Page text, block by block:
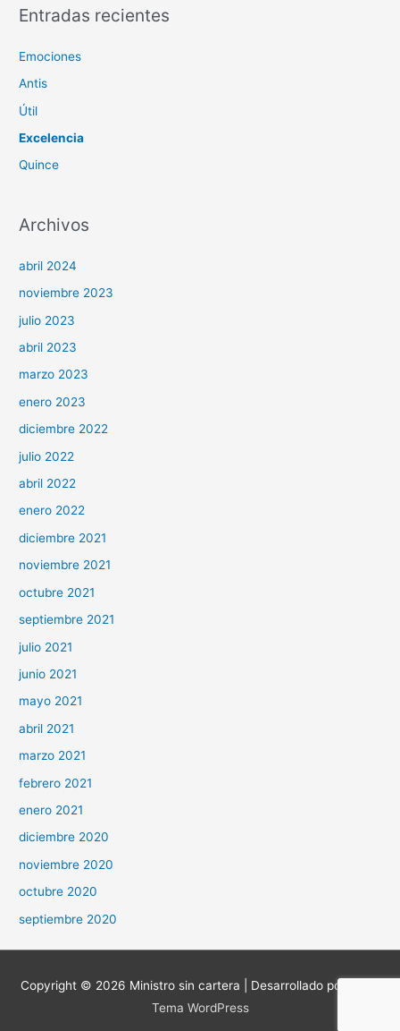
c
r
p
o
Entradas recientes
Emociones
Antis
Útil
Excelencia
Quince
Archivos
abril 2024
noviembre 2023
julio 2023
abril 2023
marzo 2023
enero 2023
diciembre 2022
julio 2022
abril 2022
enero 2022
diciembre 2021
noviembre 2021
octubre 2021
septiembre 2021
julio 2021
junio 2021
mayo 2021
abril 2021
marzo 2021
febrero 2021
enero 2021
diciembre 2020
noviembre 2020
octubre 2020
septiembre 2020
Copyright © 2026 Ministro sin cartera | Desarrollado por
Tema WordPress